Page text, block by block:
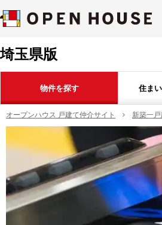
埼玉県版
物件を探す 住ま
オープンハウス 戸建て仲介サイト 新築一